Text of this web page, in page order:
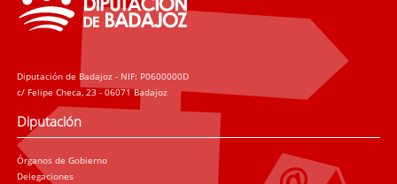
Diputación de Badajoz - NIF: P0600000D
c/ Felipe Checa, 23 - 06071 Badajoz
Diputación
Órganos de Gobierno
Delegaciones